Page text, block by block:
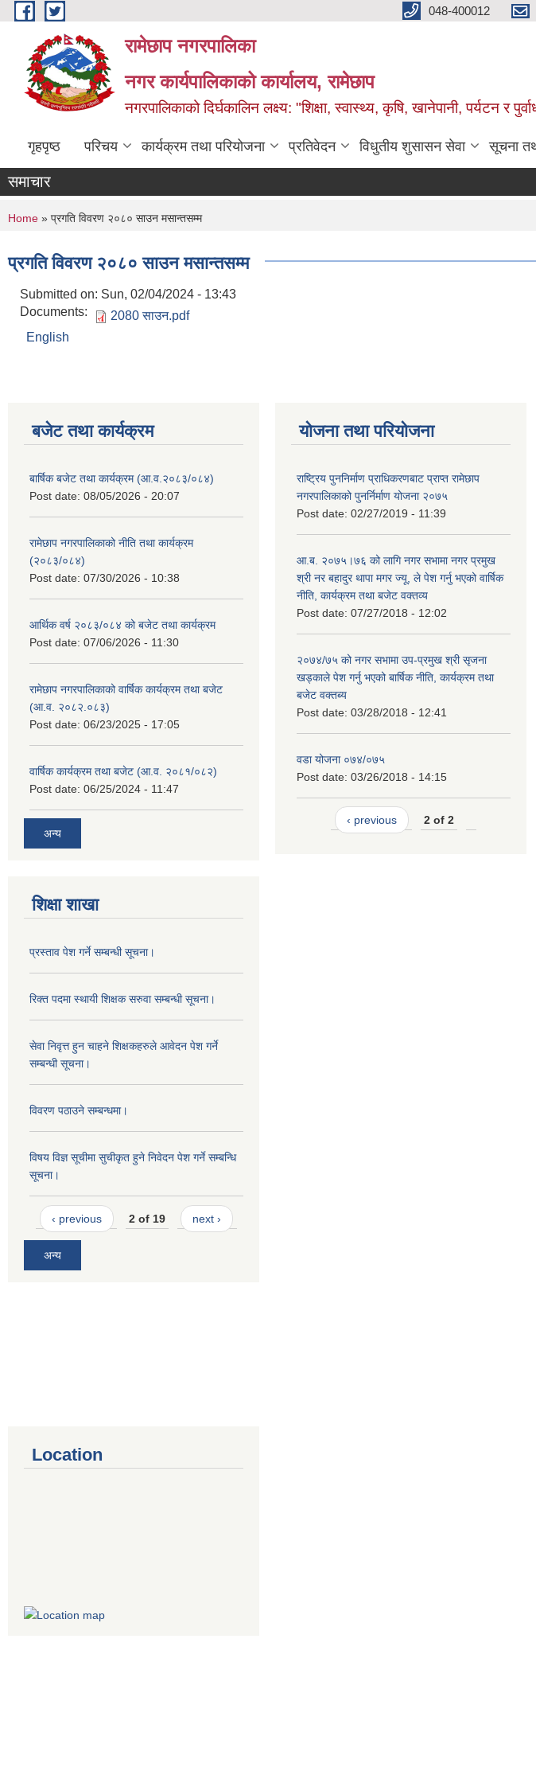
Skip to main content 048-400012
रामेछाप नगरपालिका
नगर कार्यपालिकाको कार्यालय, रामेछाप
नगरपालिकाको दिर्घकालिन लक्ष्य: "शिक्षा, स्वास्थ्य, कृषि, खानेपानी, पर्यटन र
गृहपृष्ठ परिचय कार्यक्रम तथा परियोजना प्रतिवेदन विधुतीय शुसासन सेवा सूचना
समाचार
You are here
Home » प्रगति विवरण २०८० साउन मसान्तसम्म
प्रगति विवरण २०८० साउन मसान्तसम्म
Submitted on: Sun, 02/04/2024 - 13:43
Documents:
2080 साउन.pdf
English
बजेट तथा कार्यक्रम
बार्षिक बजेट तथा कार्यक्रम (आ.व.२०८३/०८४)
Post date: 08/05/2026 - 20:07
रामेछाप नगरपालिकाको नीति तथा कार्यक्रम
(२०८३/०८४)
Post date: 07/30/2026 - 10:38
आर्थिक वर्ष २०८३/०८४ को बजेट तथा कार्यक्रम
Post date: 07/06/2026 - 11:30
रामेछाप नगरपालिकाको वार्षिक कार्यक्रम तथा बजेट
(आ.व. २०८२.०८३)
Post date: 06/23/2025 - 17:05
वार्षिक कार्यक्रम तथा बजेट (आ.व. २०८१/०८२)
Post date: 06/25/2024 - 11:47
अन्य
शिक्षा शाखा
प्रस्ताव पेश गर्ने सम्बन्धी सूचना।
रिक्त पदमा स्थायी शिक्षक सरुवा सम्बन्धी सूचना।
सेवा निवृत्त हुन चाहने शिक्षकहरुले आवेदन पेश गर्ने
सम्बन्धी सूचना।
विवरण पठाउने सम्बन्धमा।
विषय विज्ञ सूचीमा सुचीकृत हुने निवेदन पेश गर्ने सम्बन्धि
सूचना।
‹ previous 2 of 19 next ›
अन्य
योजना तथा परियोजना
राष्ट्रिय पुननिर्माण प्राधिकरणबाट प्राप्त रामेछाप
नगरपालिकाको पुनर्निर्माण योजना २०७५
Post date: 02/27/2019 - 11:39
आ.ब. २०७५।७६ को लागि नगर सभामा नगर प्रमुख
श्री नर बहादुर थापा मगर ज्यू, ले पेश गर्नु भएको वार्षिक
नीति, कार्यक्रम तथा बजेट वक्तव्य
Post date: 07/27/2018 - 12:02
२०७४/७५ को नगर सभामा उप-प्रमुख श्री सृजना
खड्काले पेश गर्नु भएको बार्षिक नीति, कार्यक्रम तथा
बजेट वक्तब्य
Post date: 03/28/2018 - 12:41
वडा योजना ०७४/०७५
Post date: 03/26/2018 - 14:15
‹ previous 2 of 2
Location